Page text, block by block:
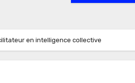
en intelligence collective